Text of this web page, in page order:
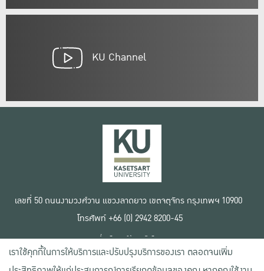
KU Channel
เลขที่ 50 ถนนงามวงศ์วาน แขวงลาดยาว เขตจตุจักร กรุงเทพฯ 10900
โทรศัพท์ +66 (0) 2942 8200-45
เงื่อนไขการใช้งานเว็บไซต์
ข้อตกลงด้านสิทธิ์ใช้งาน
นโยบายความเป็นส่วนตัว
เราใช้คุกกี้ในการให้บริการและปรับปรุงบริการของเรา ตลอดจนเพิ่ม